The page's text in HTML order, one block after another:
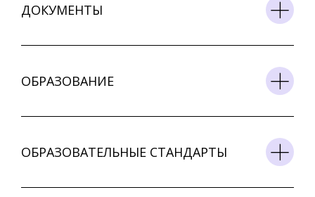
ДОКУМЕНТЫ
ОБРАЗОВАНИЕ
ОБРАЗОВАТЕЛЬНЫЕ СТАНДАРТЫ